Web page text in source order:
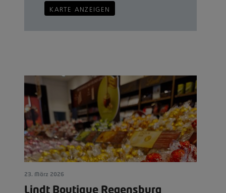
KARTE ANZEIGEN
23. März 2026
Lindt Boutique Regensburg